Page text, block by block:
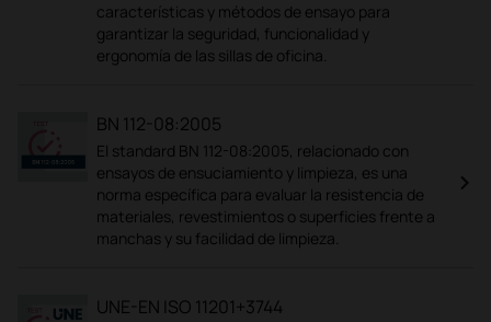
características y métodos de ensayo para
garantizar la seguridad, funcionalidad y
ergonomía de las sillas de oficina.
BN 112-08:2005
El standard BN 112-08:2005, relacionado con
ensayos de ensuciamiento y limpieza, es una
norma específica para evaluar la resistencia de
materiales, revestimientos o superficies frente a
manchas y su facilidad de limpieza.
UNE-EN ISO 11201+3744